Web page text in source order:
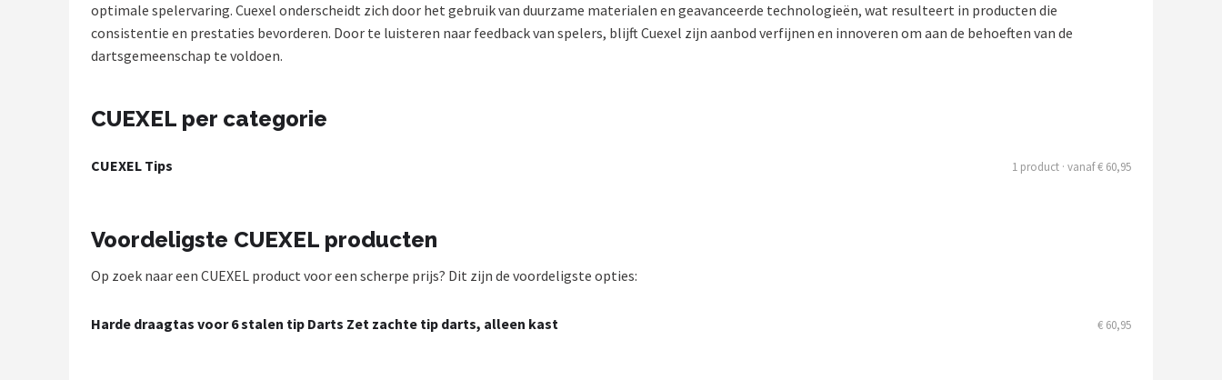
Toernooien
Uitgooilijst
Dartshop
Winmau
optimale spelervaring. Cuexel onderscheidt zich door het gebruik van duurzame materialen en geavanceerde technologieën, wat resulteert in producten die
consistentie en prestaties bevorderen. Door te luisteren naar feedback van spelers, blijft Cuexel zijn aanbod verfijnen en innoveren om aan de behoeften van de
dartsgemeenschap te voldoen.
CUEXEL per categorie
CUEXEL Tips 1 product · vanaf € 60,95
Voordeligste CUEXEL producten
Op zoek naar een CUEXEL product voor een scherpe prijs? Dit zijn de voordeligste opties:
Harde draagtas voor 6 stalen tip Darts Zet zachte tip darts, alleen kast € 60,95